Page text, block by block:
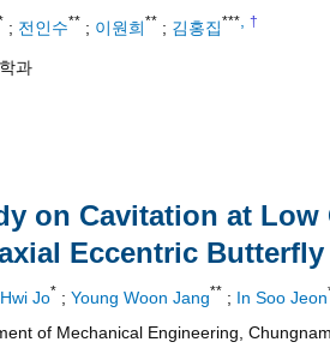
; 전인수** ; 이원희** ; 김홍집*** †
과
on Cavitation at
Eccentric
Jo* ; Young Woon Jang** ; In Soo Jeon
of Mechanical Engineering,